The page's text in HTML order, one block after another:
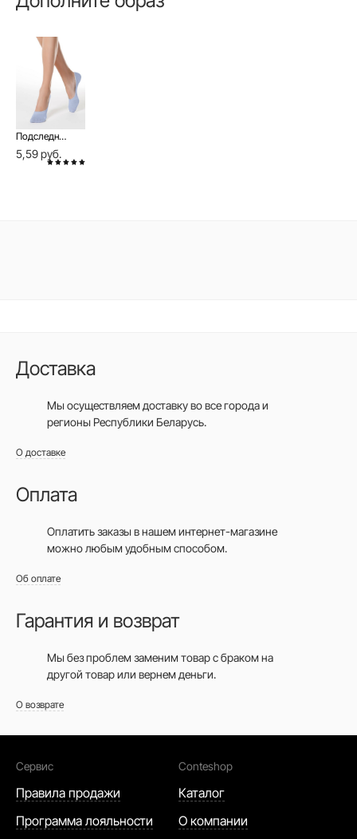
Подследники CLASSIC с люрексом
5,59 руб.
Доставка
Мы осуществляем доставку во все городаи
регионы Республики Беларусь.
О доставке
Оплата
Оплатить заказы в нашем интернет-магазине
можно любым удобным способом.
Об оплате
Гарантия и возврат
Мы без проблем заменим товар с браком на
другой товар или вернем деньги.
О возврате
Сервис
Правила продажи
Программа лояльности
Conteshop
Каталог
О компании